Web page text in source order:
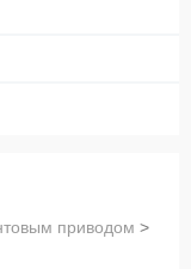
приводом >